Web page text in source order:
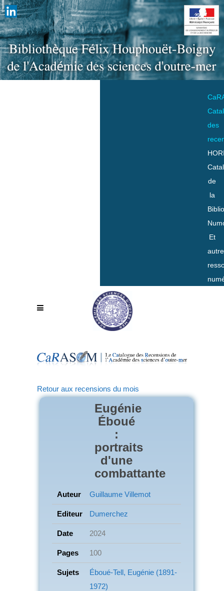
des
de
la
Et
Retour aux recensions du mois
Eugénie
Éboué
:
portraits
d'une
combattante
Auteur Guillaume Villemot
Editeur Dumerchez
Date 2024
Pages 100
Sujets
Éboué-Tell, Eugénie (1891-
1972)